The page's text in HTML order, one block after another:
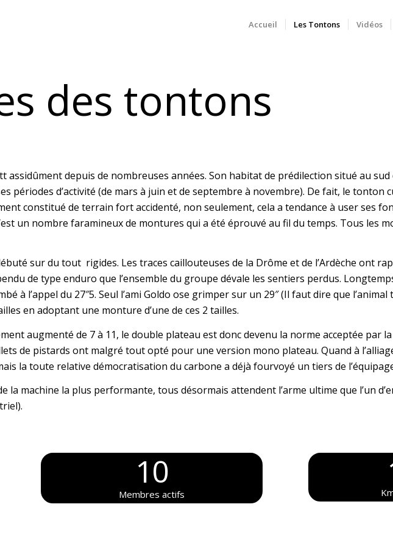
Accueil Les Tontons Vidéos
des tontons
depuis de nombreuses années. Son habitat de prédilection situé au
périodes d’activité (de mars à juin et de septembre à novembre). De fait, le tonton
constitué de terrain fort accidenté, non seulement, cela a tendance à user ses
un nombre faramineux de montures qui a été éprouvé au fil du temps. Tous les
sur du tout rigides. Les traces caillouteuses de la Drôme et de l’Ardèche ont
de type enduro que l’ensemble du groupe dévale les sentiers perdus.
à l’appel du 27″5. Seul l’ami Goldo ose grimper sur un 29″ (Il faut dire que
en adoptant une monture d’une de ces 2 tailles.
augmenté de 7 à 11, le double plateau est donc devenu la norme acceptée par
de pistards ont malgré tout opté pour une version mono plateau. Quand à
la toute relative démocratisation du carbone a déjà fourvoyé un tiers de
la machine la plus performante, tous désormais attendent l’arme ultime que l’un
10
Membres actifs